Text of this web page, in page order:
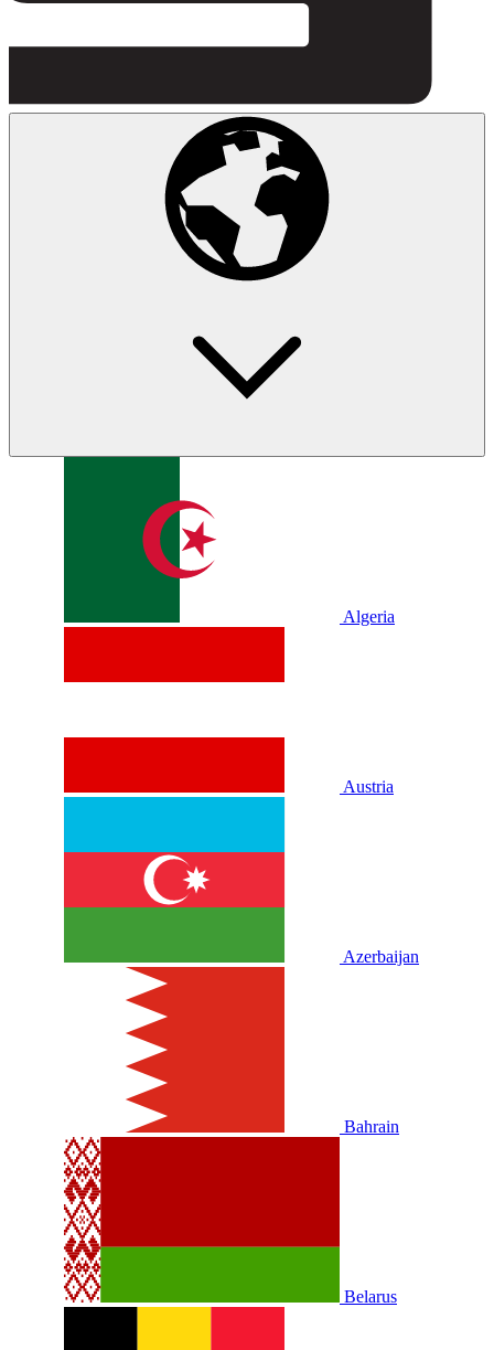
Algeria
Austria
Azerbaijan
Bahrain
Belarus